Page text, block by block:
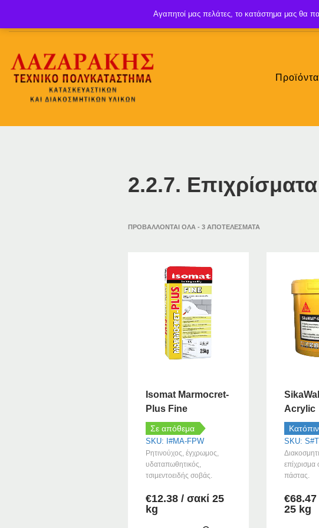
Προϊόντα
2.2.7.
ΠΡΟΒΆΛΛΟΝΤΑΙ ΌΛΑ - 3 ΑΠΟΤΕΛΈΣΜΑΤΑ
Isomat Marmocret-
Plus Fine
Σε απόθεμα
SKU: I#MA-FPW
Ρητινούχος, έγχρωμος,
υδαταπωθητικός,
τσιμεντοειδής σοβάς.
€12.38 / σακί 25
kg
Acrylic
SKU:
πάστας.
€68.47
25 kg
Αγαπητοί μας πελάτες, το κατάστημα μας θα